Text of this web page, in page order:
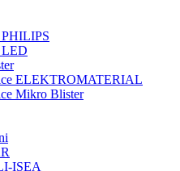
LED
ELEKTROMATERIAL
Mikro Blister
ISEA